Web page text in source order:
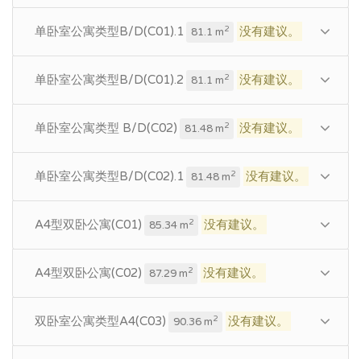
单卧室公寓类型B/D(C01).1 81.1 m2 没有建议。
单卧室公寓类型B/D(C01).2 81.1 m2 没有建议。
单卧室公寓类型 B/D(C02) 81.48 m2 没有建议。
单卧室公寓类型B/D(C02).1 81.48 m2 没有建议。
A4型双卧公寓(C01) 85.34 m2 没有建议。
A4型双卧公寓(C02) 87.29 m2 没有建议。
双卧室公寓类型A4(C03) 90.36 m2 没有建议。